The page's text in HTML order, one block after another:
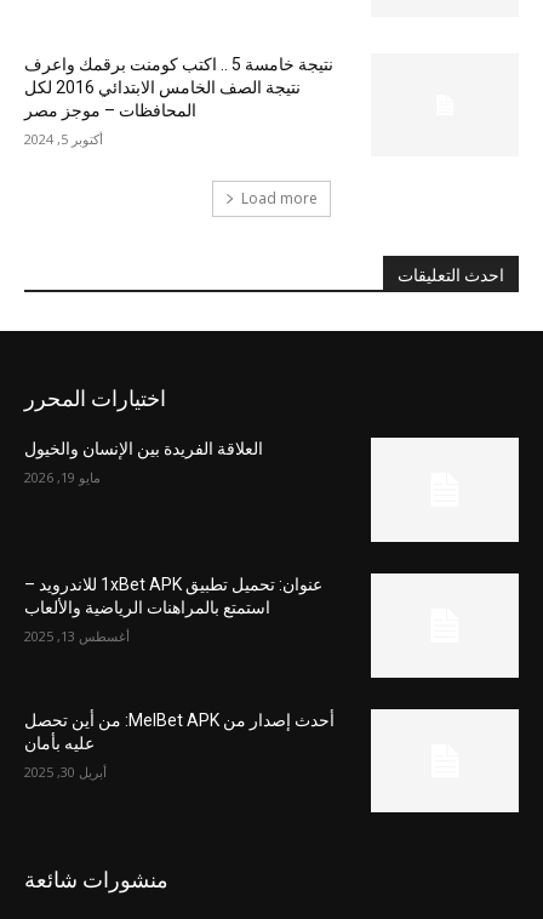
نتيجة خامسة 5 .. اكتب كومنت برقمك واعرف
نتيجة الصف الخامس الابتدائي 2016 لكل
المحافظات – موجز مصر
أكتوبر 5, 2024
Load more
احدث التعليقات
اختيارات المحرر
العلاقة الفريدة بين الإنسان والخيول
مايو 19, 2026
عنوان: تحميل تطبيق 1xBet APK للاندرويد –
استمتع بالمراهنات الرياضية والألعاب
أغسطس 13, 2025
أحدث إصدار من MelBet APK: من أين تحصل
عليه بأمان
أبريل 30, 2025
منشورات شائعة